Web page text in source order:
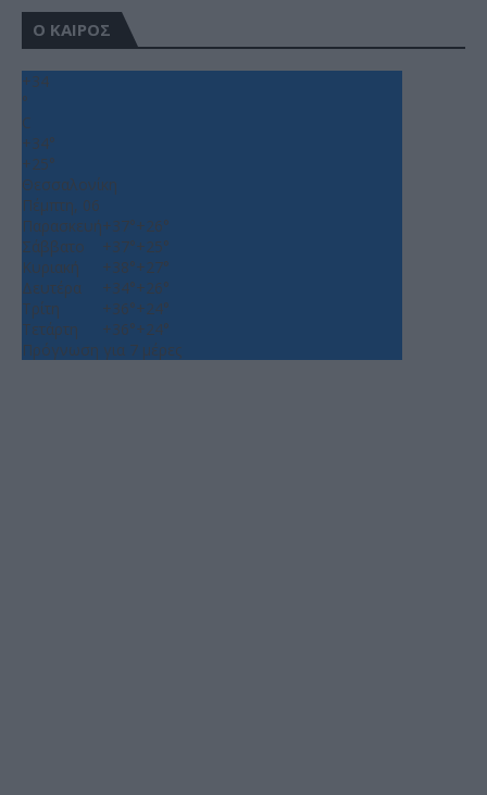
Ο ΚΑΙΡΟΣ
+34
°
C
+34°
+25°
Θεσσαλονίκη
Πέμπτη, 06
Παρασκευή+37°+26°
Σάββατο
+37°+25°
Κυριακή
+38°+27°
Δευτέρα
+34°+26°
Τρίτη
+36°+24°
Τετάρτη
+36°+24°
Πρόγνωση για 7 μέρες